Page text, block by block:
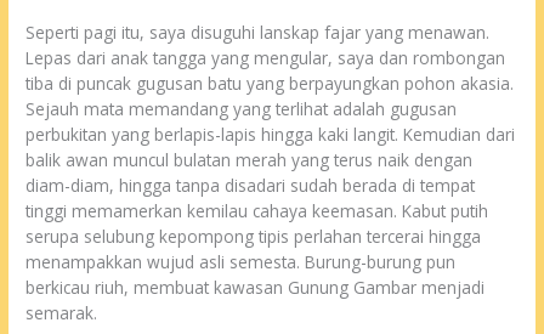
Seperti pagi itu, saya disuguhi lanskap fajar yang menawan.
Lepas dari anak tangga yang mengular, saya dan rombongan
tiba di puncak gugusan batu yang berpayungkan pohon akasia.
Sejauh mata memandang yang terlihat adalah gugusan
perbukitan yang berlapis-lapis hingga kaki langit. Kemudian dari
balik awan muncul bulatan merah yang terus naik dengan
diam-diam, hingga tanpa disadari sudah berada di tempat
tinggi memamerkan kemilau cahaya keemasan. Kabut putih
serupa selubung kepompong tipis perlahan tercerai hingga
menampakkan wujud asli semesta. Burung-burung pun
berkicau riuh, membuat kawasan Gunung Gambar menjadi
semarak.